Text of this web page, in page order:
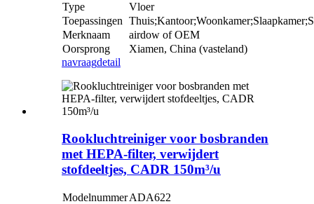
Type
Vloer
Toepassingen
Merknaam
airdow of OEM
Oorsprong
Xiamen, China (vasteland)
navraagdetail
Rookluchtreiniger voor bosbranden
met HEPA-filter, verwijdert
stofdeeltjes, CADR 150m³/u
ModelnummerADA622